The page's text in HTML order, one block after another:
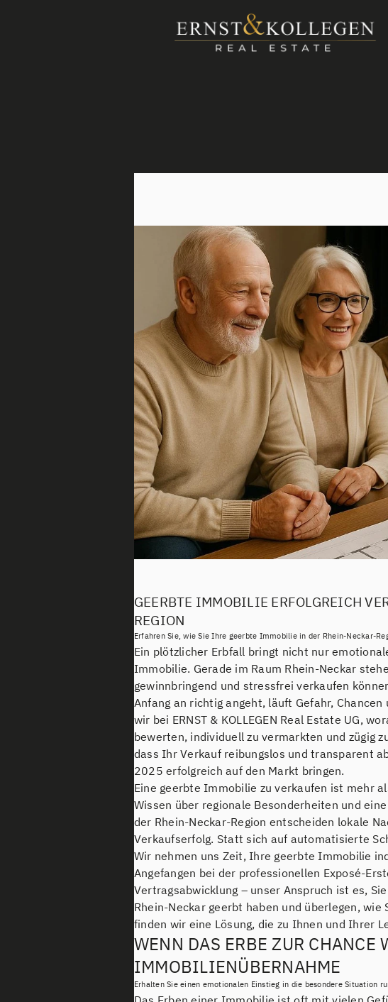
GEERBTE IMMOBILIE ERFOLGREICH
REGION
Erfahren Sie, wie Sie Ihre geerbte Immobilie in der Rhein-Neckar-
Ein plötzlicher Erbfall bringt nicht nur
Immobilie. Gerade im Raum Rhein-Neckar
gewinnbringend und stressfrei verkaufen
Anfang an richtig angeht, läuft Gefahr,
wir bei ERNST & KOLLEGEN Real Estate UG,
bewerten, individuell zu vermarkten und zügig
dass Ihr Verkauf reibungslos und transparent
2025 erfolgreich auf den Markt bringen.
Eine geerbte Immobilie zu verkaufen ist mehr
Wissen über regionale Besonderheiten und
der Rhein-Neckar-Region entscheiden lokale
Verkaufserfolg. Statt sich auf automatisierte
Wir nehmen uns Zeit, Ihre geerbte Immobilie
Angefangen bei der professionellen Exposé-
Vertragsabwicklung – unser Anspruch ist es,
Rhein-Neckar geerbt haben und überlegen,
finden wir eine Lösung, die zu Ihnen und Ihrer
WENN DAS ERBE ZUR
IMMOBILIENÜBERNAHME
Erhalten Sie einen emotionalen Einstieg in die besondere Situation